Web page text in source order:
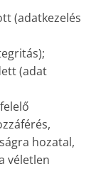
(adatkezelés
(adat
hozatal,
véletlen